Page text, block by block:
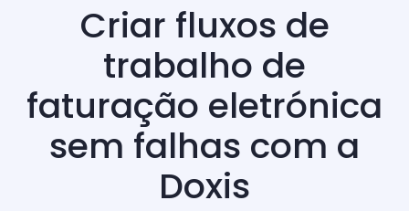
Criar fluxos de
trabalho de
faturação eletrónica
sem falhas com a
Doxis